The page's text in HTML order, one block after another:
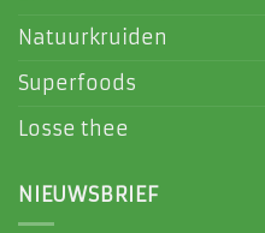
Natuurkruiden
Superfoods
Losse thee
NIEUWSBRIEF